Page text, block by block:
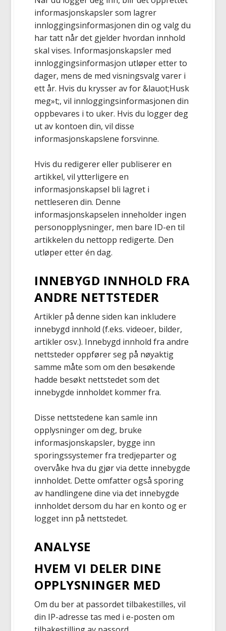
informasjonskapsler som lagrer
innloggingsinformasjonen din og valg du
har tatt når det gjelder hvordan innhold
skal vises. Informasjonskapsler med
innloggingsinformasjon utløper etter to
dager, mens de med visningsvalg varer i
ett år. Hvis du krysser av for &lauot;Husk
meg»t;, vil innloggingsinformasjonen din
oppbevares i to uker. Hvis du logger deg
ut av kontoen din, vil disse
informasjonskapslene forsvinne.
Hvis du redigerer eller publiserer en
artikkel, vil ytterligere en
informasjonskapsel bli lagret i
nettleseren din. Denne
informasjonskapselen inneholder ingen
personopplysninger, men bare ID-en til
artikkelen du nettopp redigerte. Den
utløper etter én dag.
INNEBYGD INNHOLD FRA
ANDRE NETTSTEDER
Artikler på denne siden kan inkludere
innebygd innhold (f.eks. videoer, bilder,
artikler osv.). Innebygd innhold fra andre
nettsteder oppfører seg på nøyaktig
samme måte som om den besøkende
hadde besøkt nettstedet som det
innebygde innholdet kommer fra.
Disse nettstedene kan samle inn
opplysninger om deg, bruke
informasjonskapsler, bygge inn
sporingssystemer fra tredjeparter og
overvåke hva du gjør via dette innebygde
innholdet. Dette omfatter også sporing
av handlingene dine via det innebygde
innholdet dersom du har en konto og er
logget inn på nettstedet.
ANALYSE
HVEM VI DELER DINE
OPPLYSNINGER MED
Om du ber at passordet tilbakestilles, vil
din IP-adresse tas med i e-posten om